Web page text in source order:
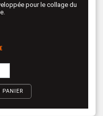
pour le collage du